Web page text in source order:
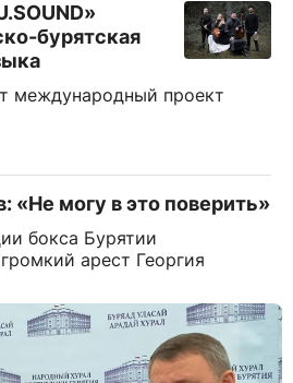
бурятская
международный проект
«Не могу в это поверить»
бокса Бурятии
арест Георгия